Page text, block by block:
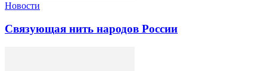
Новости
Связующая нить народов России